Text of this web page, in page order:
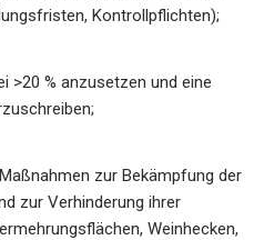
Kontrollpflichten);
>20 % anzusetzen und eine
zur Bekämpfung der
zur Verhinderung ihrer
Weinhecken,